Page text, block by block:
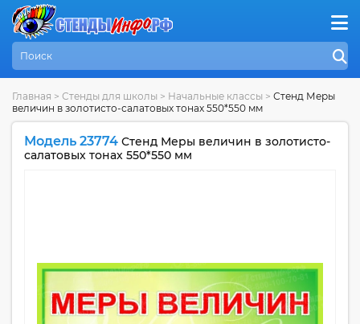
Главная > Стенды для школы > Начальные классы > Стенд Меры
величин в золотисто-салатовых тонах 550*550 мм
Модель 23774 Стенд Меры величин в золотисто-
салатовых тонах 550*550 мм